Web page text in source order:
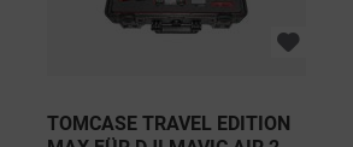
TOMCASE TRAVEL EDITION